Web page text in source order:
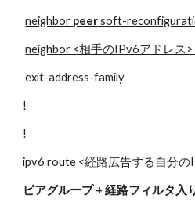
neighbor peer soft-
neighbor <相手のIPv6アドレス
exit-address-family
!
!
ipv6 route <経路広告する自分の
ピアグループ + 経路フィルタ入